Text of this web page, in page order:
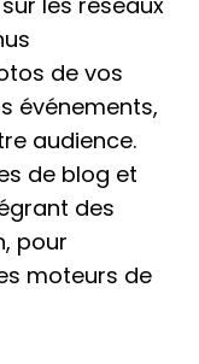
de vos
événements,
audience.
de blog et
des
pour
moteurs de